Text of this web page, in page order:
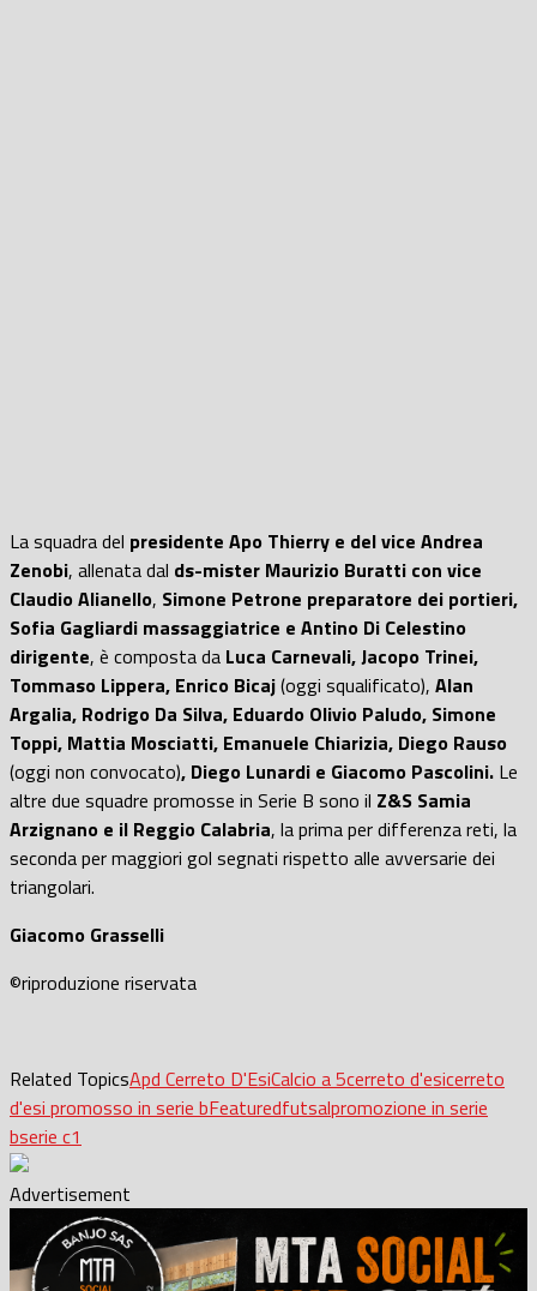
La squadra del presidente Apo Thierry e del vice Andrea
Zenobi, allenata dal ds-mister Maurizio Buratti con vice
Claudio Alianello, Simone Petrone preparatore dei portieri,
Sofia Gagliardi massaggiatrice e Antino Di Celestino
dirigente, è composta da Luca Carnevali, Jacopo Trinei,
Tommaso Lippera, Enrico Bicaj(oggi squalificato), Alan
Argalia, Rodrigo Da Silva, Eduardo Olivio Paludo, Simone
Toppi, Mattia Mosciatti, Emanuele Chiarizia, Diego Rauso
(oggi non convocato), Diego Lunardi e Giacomo Pascolini. Le
altre due squadre promosse in Serie B sono il Z&S Samia
Arzignano e il Reggio Calabria, la prima per differenza reti, la
seconda per maggiori gol segnati rispetto alle avversarie dei
triangolari.
Giacomo Grasselli
©️riproduzione riservata
Related TopicsApd Cerreto D'EsiCalcio a 5cerreto d'esicerreto
d'esi promosso in serie bFeaturedfutsalpromozione in serie
bserie c1
Advertisement